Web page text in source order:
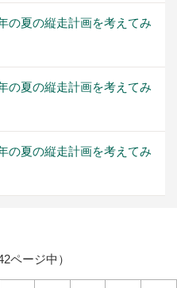
の夏の縦走計画を考えてみ
の夏の縦走計画を考えてみ
の夏の縦走計画を考えてみ
ページ中）